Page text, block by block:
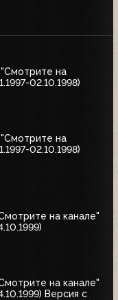
"Смотрите на
02.10.1998)
"Смотрите на
02.10.1998)
на канале"
на канале"
Версия с